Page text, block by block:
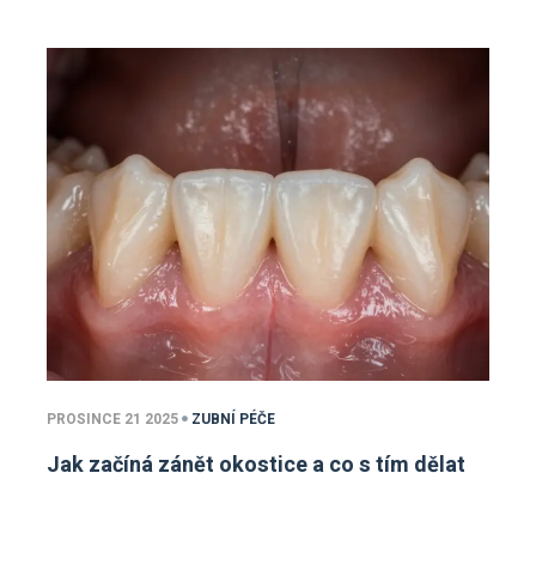
PROSINCE 21 2025 ZUBNÍ PÉČE
Jak začíná zánět okostice a co s tím dělat